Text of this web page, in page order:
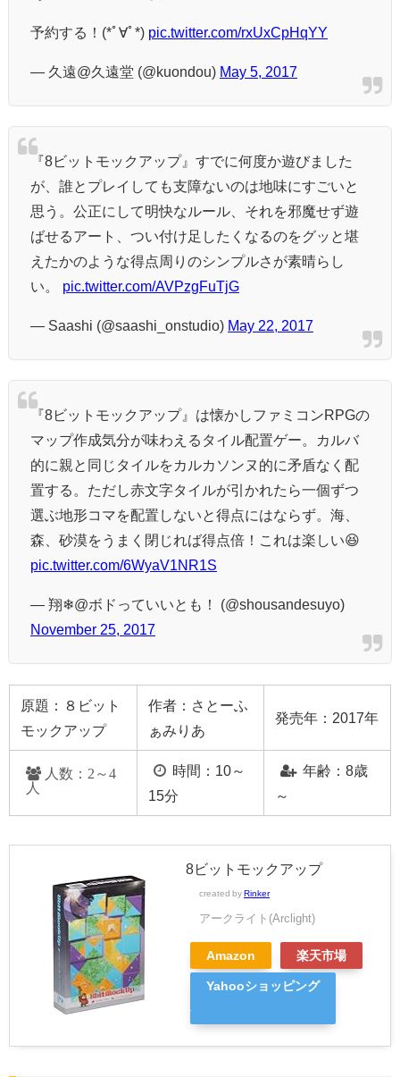
予約する！(*ﾟ∀ﾟ*) pic.twitter.com/rxUxCpHqYY
— 久遠@久遠堂 (@kuondou) May 5, 2017
『8ビットモックアップ』すでに何度か遊びました
が、誰とプレイしても支障ないのは地味にすごいと
思う。公正にして明快なルール、それを邪魔せず遊
ばせるアート、つい付け足したくなるのをグッと堪
えたかのような得点周りのシンプルさが素晴らし
い。 pic.twitter.com/AVPzgFuTjG
— Saashi (@saashi_onstudio) May 22, 2017
『8ビットモックアップ』は懐かしファミコンRPGの
マップ作成気分が味わえるタイル配置ゲー。カルバ
的に親と同じタイルをカルカソンヌ的に矛盾なく配
置する。ただし赤文字タイルが引かれたら一個ずつ
選ぶ地形コマを配置しないと得点にはならず。海、
森、砂漠をうまく閉じれば得点倍！これは楽しい😆
pic.twitter.com/6WyaV1NR1S
— 翔❄@ボドっていいとも！ (@shousandesuyo)
November 25, 2017
原題：８ビット
モックアップ
作者：さとーふ
ぁみりあ
発売年：2017年
人数：2～4
人
時間：10～
15分
年齢：8歳
～
8ビットモックアップ
created by Rinker
アークライト(Arclight)
Amazon 楽天市場
Yahooショッピング